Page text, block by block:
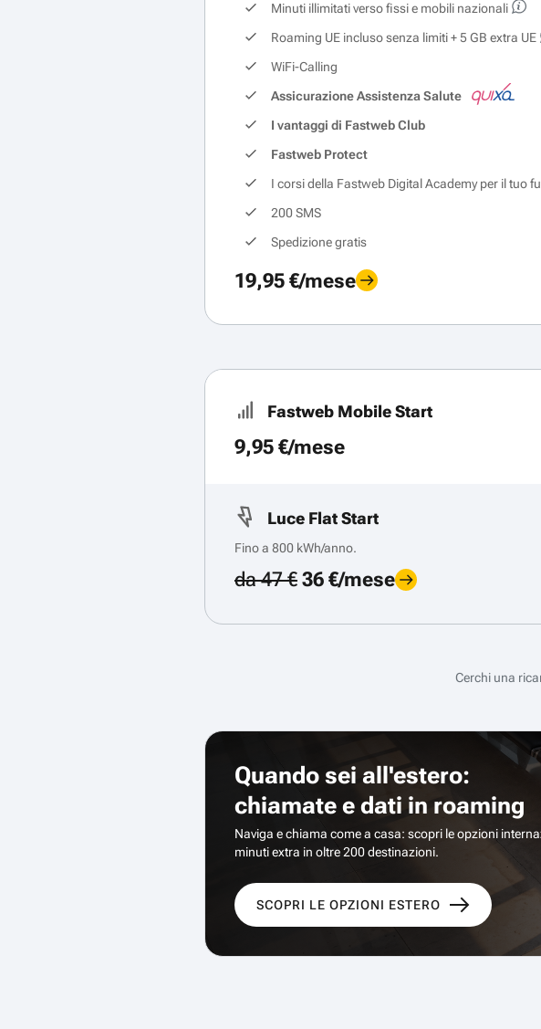
Minuti illimitati verso fissi e mobili nazionali
Roaming UE incluso senza limiti + 5 GB extra UE
WiFi-Calling
Assicurazione Assistenza Salute
I vantaggi di Fastweb Club
Fastweb Protect
I corsi della Fastweb Digital Academy per il tuo
200 SMS
Spedizione gratis
19,95 €/mese
Fastweb Mobile Start
9,95 €/mese
Luce Flat Start
Fino a 800 kWh/anno.
da 47 € 36 €/mese
Cerchi una
Quando sei all'estero:
chiamate e dati in roaming
Naviga e chiama come a casa: scopri le opzioni
minuti extra in oltre 200 destinazioni.
SCOPRI LE OPZIONI ESTERO